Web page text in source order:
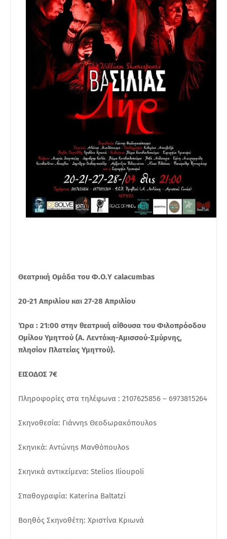
Θεατρική Ομάδα του Φ.Ο.Υ calacumbas
20-21 Απριλίου και 27-28 Απριλίου
Ώρα : 21:00 στην θεατρική αίθουσα του Φιλοπρόοδου
Ομίλου Υμηττού (Α. Λεντάκη-Αμισσού-Σμύρνης,
πλησίον Πλατείας Υμηττού).
ΕΙΣΟΔΟΣ 7€
Πληροφορίες στα τηλέφωνα : 2107625856 – 6973815264
Σκηνοθεσία: Γιάννηs Θεοδωρακόπουλοs
Σκηνικά: Αντώνηs Μανθόπουλοs
Σκηνικά αντικείμενα: Stelios Ilioupoli
Σπαθογραφία: Katerina Baltatzi
Βοηθός Σκηνοθέτη: Χριστίνα Κριωνά